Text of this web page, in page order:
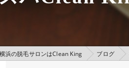
横浜の脱毛サロンはClean King ブログ